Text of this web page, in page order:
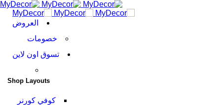
العروض
خصومات
تسوق اون لاين
Shop Layouts
كوفي كورنر